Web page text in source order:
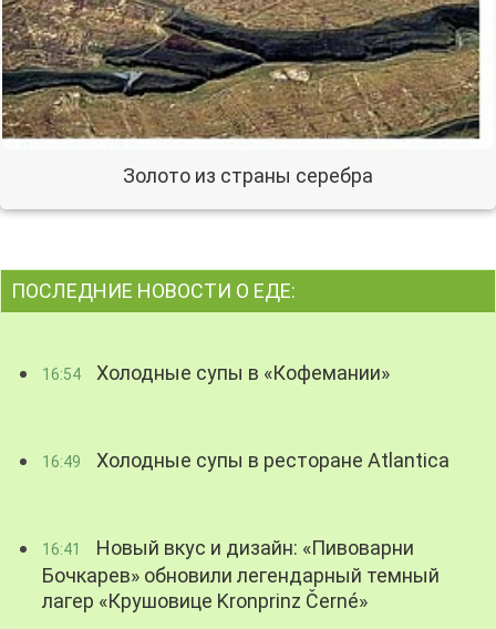
Золото из страны серебра
ПОСЛЕДНИЕ НОВОСТИ О ЕДЕ:
16:54 Холодные супы в «Кофемании»
16:49 Холодные супы в ресторане Atlantica
16:41
Новый вкус и дизайн: «Пивоварни
Бочкарев» обновили легендарный темный
лагер «Крушовице Kronprinz Černé»